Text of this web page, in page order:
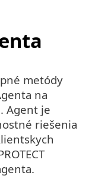
metódy
na
Agent je
riešenia